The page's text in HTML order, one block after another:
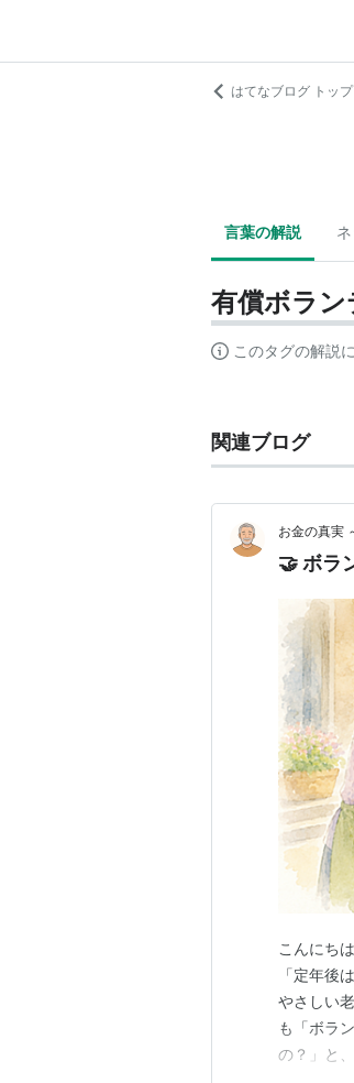
はてなブログ トップ
言葉の解説
有償ボラン
このタグの解説
関連ブログ
お金の真実
🤝 ボラ
こんにち
「定年後
やさしい
も「ボラ
の？」と